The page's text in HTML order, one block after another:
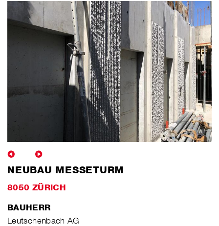
NEUBAU MESSETURM
8050 ZÜRICH
BAUHERR
Leutschenbach AG